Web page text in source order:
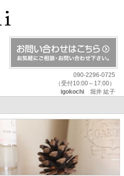
090-2296-0725
（受付10:00～17:00）
igokochi堀井 紘子